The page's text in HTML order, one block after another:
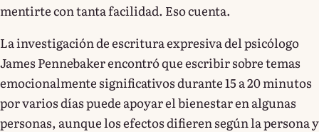
mentirte con tanta facilidad. Eso cuenta.
La investigación de escritura expresiva del psicólogo
James Pennebaker encontró que escribir sobre temas
emocionalmente significativos durante 15 a 20 minutos
por varios días puede apoyar el bienestar en algunas
personas, aunque los efectos difieren según la persona y